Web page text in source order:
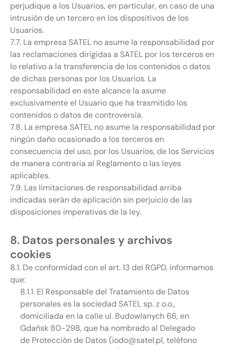
perjudique a los Usuarios, en particular, en caso de una
intrusión de un tercero en los dispositivos de los
Usuarios.
7.7. La empresa SATEL no asume la responsabilidad por
las reclamaciones dirigidas a SATEL por los terceros en
lo relativo a la transferencia de los contenidos o datos
de dichas personas por los Usuarios. La
responsabilidad en este alcance la asume
exclusivamente el Usuario que ha trasmitido los
contenidos o datos de controversia.
7.8. La empresa SATEL no asume la responsabilidad por
ningún daño ocasionado a los terceros en
consecuencia del uso, por los Usuarios, de los Servicios
de manera contraria al Reglamento o las leyes
aplicables.
7.9. Las limitaciones de responsabilidad arriba
indicadas serán de aplicación sin perjuicio de las
disposiciones imperativas de la ley.
8. Datos personales y archivos
cookies
8.1. De conformidad con el art. 13 del RGPD, informamos
que:
8.1.1. El Responsable del Tratamiento de Datos
personales es la sociedad SATEL sp. z o.o.,
domiciliada en la calle ul. Budowlanych 66, en
Gdańsk 80-298, que ha nombrado al Delegado
de Protección de Datos (iodo@satel.pl, teléfono